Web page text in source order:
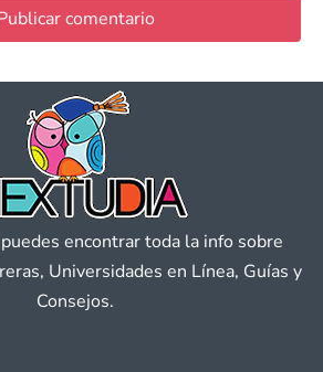
encontrar toda la info sobre
Universidades en Línea, Guías y
Consejos.